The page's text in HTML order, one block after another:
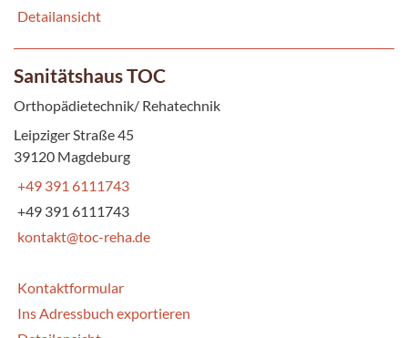
Detailansicht
Sanitätshaus TOC
Orthopädietechnik/ Rehatechnik
Leipziger Straße 45
39120 Magdeburg
+49 391 6111743
+49 391 6111743
kontakt@toc-reha.de
Kontaktformular
Ins Adressbuch exportieren